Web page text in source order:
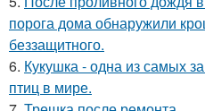
порога дома обнаружили
беззащитного.
6. Кукушка - одна из самых
птиц в мире.